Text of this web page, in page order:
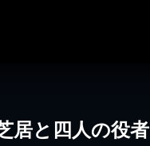
と四人の役者